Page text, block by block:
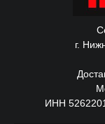
г.
ИНН